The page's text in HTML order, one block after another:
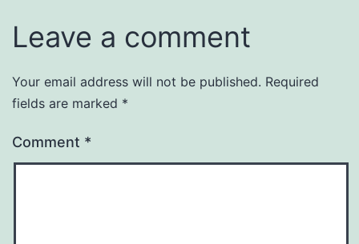
Leave a comment
Your email address will not be published. Required
fields are marked *
Comment *